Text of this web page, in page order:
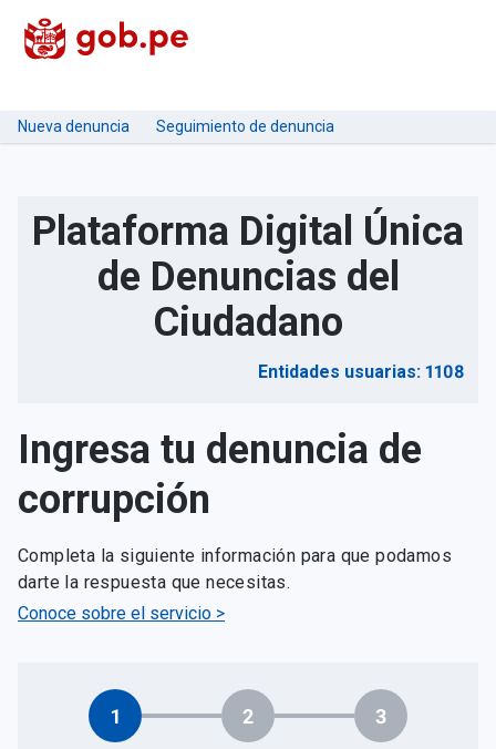
Nueva denuncia Seguimiento de denuncia
Plataforma Digital Única
de Denuncias del
Ciudadano
Entidades usuarias: 1108
Ingresa tu denuncia de
corrupción
Completa la siguiente información para que podamos
darte la respuesta que necesitas.
Conoce sobre el servicio >
1 2 3